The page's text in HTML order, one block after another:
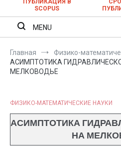
ПУБЛИКАЦИЯ В
SCOPUS
MENU
Главная
Физико-
АСИМПТОТИКА
МЕЛКОВОДЬЕ
ФИЗИКО-МАТЕМАТИЧЕСКИЕ НАУКИ
АСИМПТОТИКА
НА